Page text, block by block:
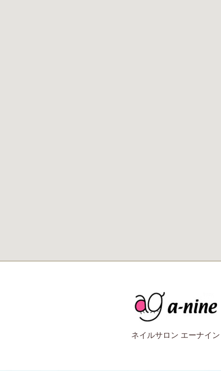
ネイルサロン エーナイン